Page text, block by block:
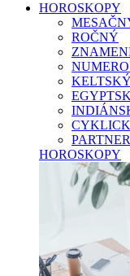
HOROSKOPY
ROČNÝ
KELTSKÝ
HOROSKOPY